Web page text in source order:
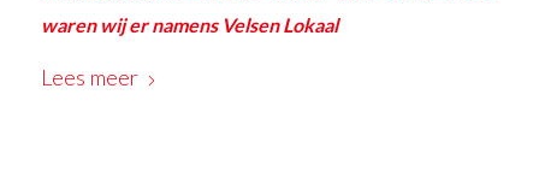
waren wij er namens Velsen Lokaal
Lees meer